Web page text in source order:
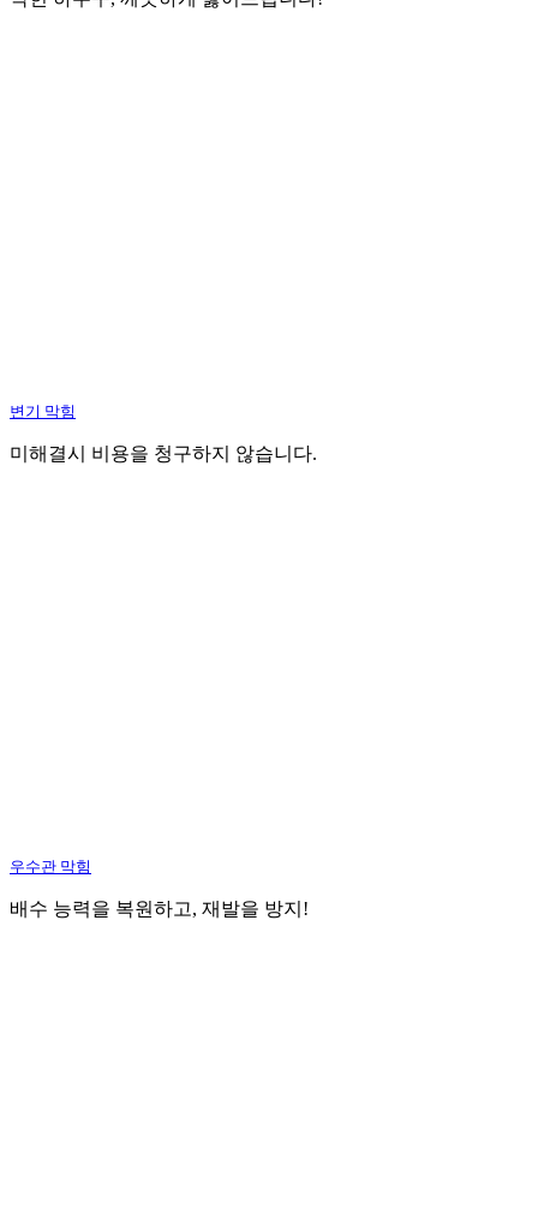
변기 막힘
미해결시 비용을 청구하지 않습니다.
우수관 막힘
배수 능력을 복원하고, 재발을 방지!